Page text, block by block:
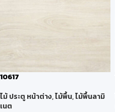
10617
ไม้ ประตู หน้าต่าง,ไม้พื้น,ไม้พื้นลามิ
เนต